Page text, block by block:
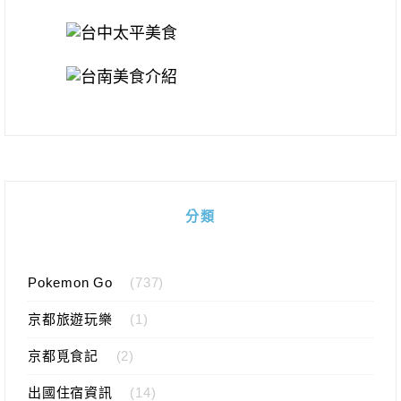
分類
Pokemon Go (737)
京都旅遊玩樂 (1)
京都覓食記 (2)
出國住宿資訊 (14)